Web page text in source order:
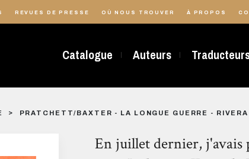
REVUES DE PRESSE OÙ NOUS TROUVER À PROPOS
Catalogue Auteurs
PRATCHETT/BAXTER - LA LONGUE GUERRE - RIVERA
En juillet dernier, j'avais